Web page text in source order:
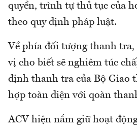
quyền, trình tự thủ tục của
theo quy định pháp luật.
Về phía đối tượng thanh tra,
vị cho biết sẽ nghiêm túc
định thanh tra của Bộ Giao
hợp toàn diện với qoàn
ACV hiện nắm giữ hoạt